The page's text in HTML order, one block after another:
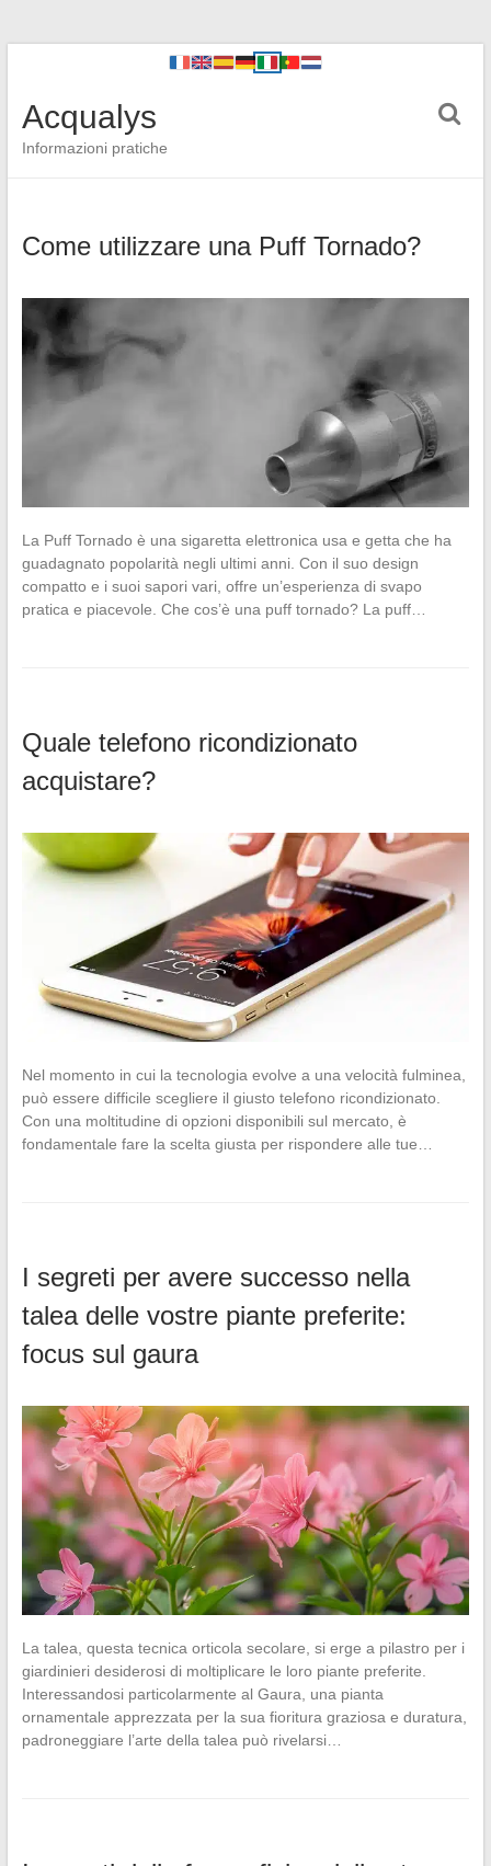
Acqualys
Informazioni pratiche
Come utilizzare una Puff Tornado?
La Puff Tornado è una sigaretta elettronica usa e getta che ha
guadagnato popolarità negli ultimi anni. Con il suo design
compatto e i suoi sapori vari, offre un’esperienza di svapo
pratica e piacevole. Che cos’è una puff tornado? La puff…
Quale telefono ricondizionato
acquistare?
Nel momento in cui la tecnologia evolve a una velocità fulminea,
può essere difficile scegliere il giusto telefono ricondizionato.
Con una moltitudine di opzioni disponibili sul mercato, è
fondamentale fare la scelta giusta per rispondere alle tue…
I segreti per avere successo nella
talea delle vostre piante preferite:
focus sul gaura
La talea, questa tecnica orticola secolare, si erge a pilastro per i
giardinieri desiderosi di moltiplicare le loro piante preferite.
Interessandosi particolarmente al Gaura, una pianta
ornamentale apprezzata per la sua fioritura graziosa e duratura,
padroneggiare l’arte della talea può rivelarsi…